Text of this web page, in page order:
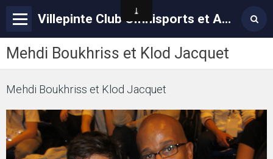
Villepinte Club Omnisports et Arts Martiaux – VCOAM
Mehdi Boukhriss et Klod Jacquet
Mehdi Boukhriss et Klod Jacquet